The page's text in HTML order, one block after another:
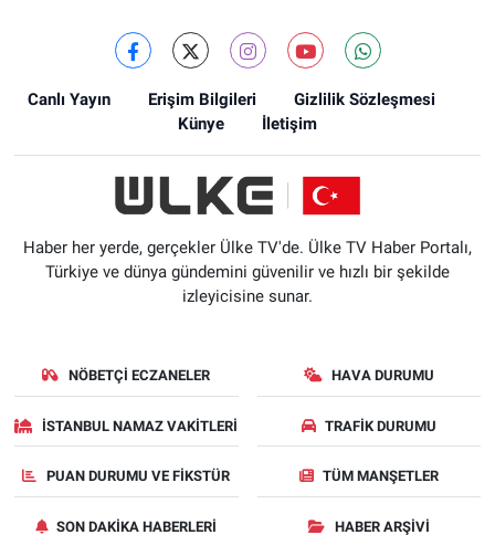
Canlı Yayın Erişim Bilgileri
Gizlilik Sözleşmesi
Künye
İletişim
Haber her yerde, gerçekler Ülke TV'de. Ülke TV Haber Portalı,
Türkiye ve dünya gündemini güvenilir ve hızlı bir şekilde
izleyicisine sunar.
NÖBETÇI ECZANELER HAVA DURUMU
İSTANBUL NAMAZ VAKITLERI TRAFIK DURUMU
PUAN DURUMU VE FIKSTÜR TÜM MANŞETLER
SON DAKIKA HABERLERI HABER ARŞIVI